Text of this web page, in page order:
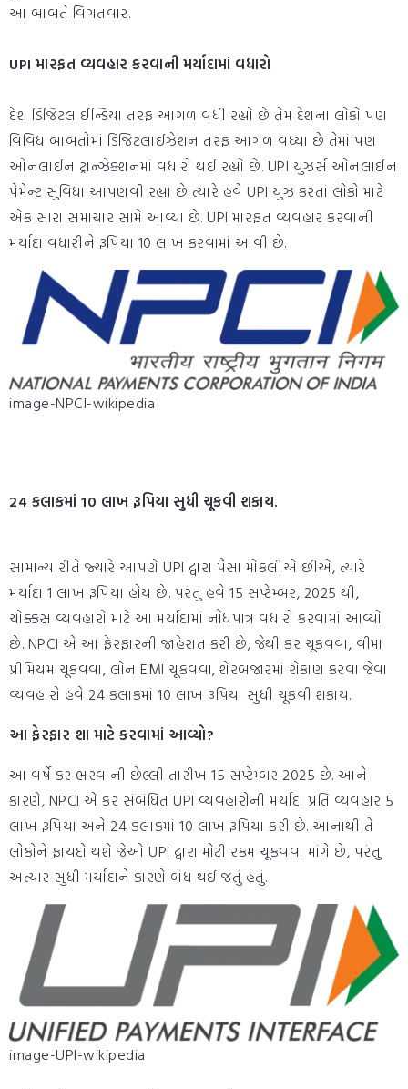
આ બાબતે વિગતવાર.
UPI મારફત વ્યવહાર કરવાની મર્યાદામાં વધારો
દેશ ડિજિટલ ઈન્ડિયા તરફ આગળ વધી રહ્યો છે તેમ દેશના લોકો પણ
વિવિધ બાબતોમાં ડિજિટલાઈઝેશન તરફ આગળ વધ્યા છે તેમાં પણ
ઓનલાઈન ટ્રાન્ઝેક્શનમાં વધારો થઈ રહ્યો છે. UPI યુઝર્સ ઓનલાઈન
પેમેન્ટ સુવિધા આપણવી રહ્યા છે ત્યારે હવે UPI યુઝ કરતાં લોકો માટે
એક સારા સમાચાર સામે આવ્યા છે. UPI મારફત વ્યવહાર કરવાની
મર્યાદા વધારીને રૂપિયા 10 લાખ કરવામાં આવી છે.
image-NPCI-wikipedia
24 કલાકમાં 10 લાખ રૂપિયા સુધી ચૂકવી શકાય.
સામાન્ય રીતે જ્યારે આપણે UPI દ્વારા પૈસા મોકલીએ છીએ, ત્યારે
મર્યાદા 1 લાખ રૂપિયા હોય છે. પરંતુ હવે 15 સપ્ટેમ્બર, 2025 થી,
ચોક્કસ વ્યવહારો માટે આ મર્યાદામાં નોંધપાત્ર વધારો કરવામાં આવ્યો
છે. NPCI એ આ ફેરફારની જાહેરાત કરી છે, જેથી કર ચૂકવવા, વીમા
પ્રીમિયમ ચૂકવવા, લોન EMI ચૂકવવા, શેરબજારમાં રોકાણ કરવા જેવા
વ્યવહારો હવે 24 કલાકમાં 10 લાખ રૂપિયા સુધી ચૂકવી શકાય.
આ ફેરફાર શા માટે કરવામાં આવ્યો?
આ વર્ષે કર ભરવાની છેલ્લી તારીખ 15 સપ્ટેમ્બર 2025 છે. આને
કારણે, NPCI એ કર સંબંધિત UPI વ્યવહારોની મર્યાદા પ્રતિ વ્યવહાર 5
લાખ રૂપિયા અને 24 કલાકમાં 10 લાખ રૂપિયા કરી છે. આનાથી તે
લોકોને ફાયદો થશે જેઓ UPI દ્વારા મોટી રકમ ચૂકવવા માંગે છે, પરંતુ
અત્યાર સુધી મર્યાદાને કારણે બંધ થઈ જતું હતું.
image-UPI-wikipedia